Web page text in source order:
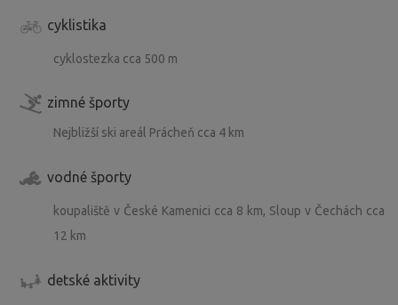
cyklistika
cyklostezka cca 500 m
zimné športy
Nejbližší ski areál Prácheň cca 4 km
vodné športy
koupaliště v České Kamenici cca 8 km, Sloup v Čechách cca
12 km
detské aktivity